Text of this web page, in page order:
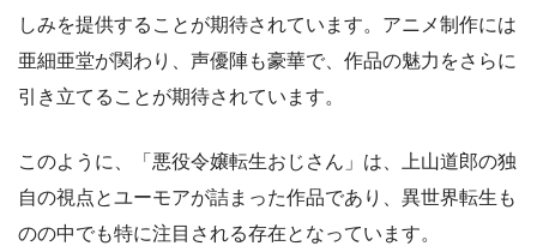
しみを提供することが期待されています。アニメ制作には
亜細亜堂が関わり、声優陣も豪華で、作品の魅力をさらに
引き立てることが期待されています。
このように、「悪役令嬢転生おじさん」は、上山道郎の独
自の視点とユーモアが詰まった作品であり、異世界転生も
のの中でも特に注目される存在となっています。